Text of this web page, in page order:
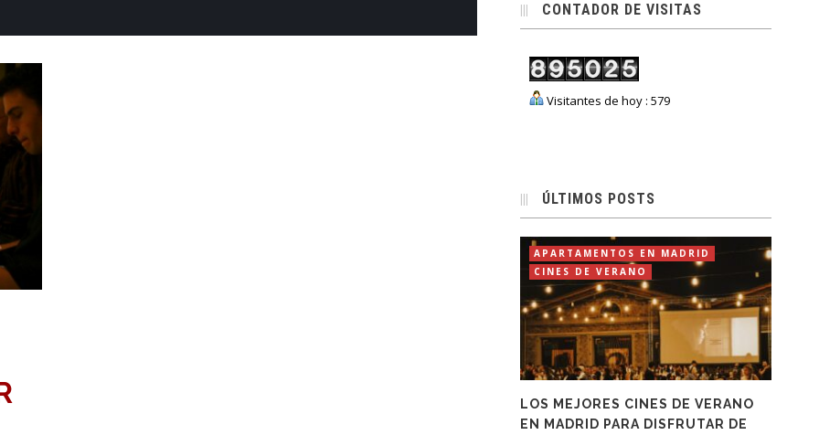
CONTADOR DE VISITAS
Visitantes de hoy : 579
ÚLTIMOS POSTS
APARTAMENTOS EN MADRID
CINES DE VERANO
LOS MEJORES CINES DE VERANO
EN MADRID PARA DISFRUTAR DE